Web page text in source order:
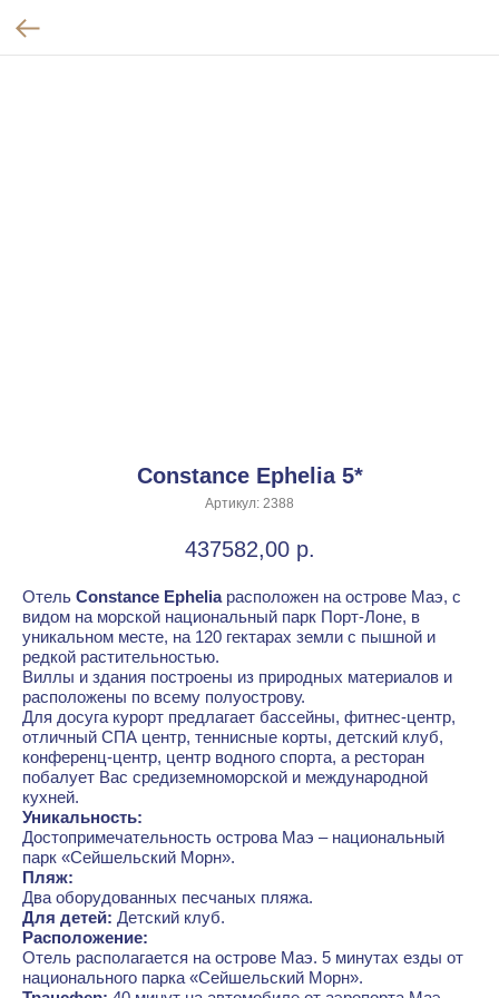
Constance Ephelia 5*
Артикул: 2388
437582,00 р.
Отель Constance Epheliaрасположен на острове Маэ, с
видом на морской национальный парк Порт-Лоне, в
уникальном месте, на 120 гектарах земли с пышной и
редкой растительностью.
Виллы и здания построены из природных материалов и
расположены по всему полуострову.
Для досуга курорт предлагает бассейны, фитнес-центр,
отличный СПА центр, теннисные корты, детский клуб,
конференц-центр, центр водного спорта, а ресторан
побалует Вас средиземноморской и международной
кухней.
Уникальность:
Достопримечательность острова Маэ – национальный
парк «Сейшельский Морн».
Пляж:
Два оборудованных песчаных пляжа.
Для детей: Детский клуб.
Расположение:
Отель располагается на острове Маэ. 5 минутах езды от
национального парка «Сейшельский Морн».